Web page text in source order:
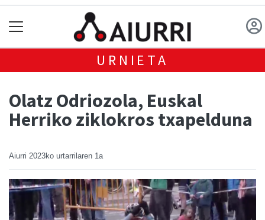
URNIETA
Olatz Odriozola, Euskal
Herriko ziklokros txapelduna
Aiurri 2023ko urtarrilaren 1a